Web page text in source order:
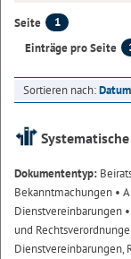
Seite
1
Einträge pro Seite
Sortieren nach:Datum
Dokumententyp:
Bekanntmachungen •
Dienstvereinbarungen
und
Dienstvereinbarungen,